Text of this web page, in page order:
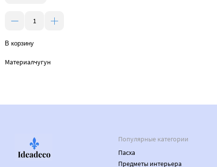
В корзину
Материалчугун
Популярные категории
Пасха
Предметы интерьера